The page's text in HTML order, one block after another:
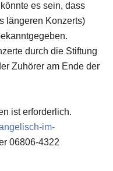
es sein, dass
längeren Konzerts)
durch die Stiftung
Zuhörer am Ende der
ist erforderlich.
im-
06806-4322